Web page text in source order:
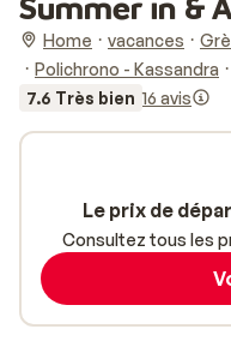
Home vacances
Polichrono - Kassandra
7.6 Très bien 16 avis
Le prix de
Consultez tous les